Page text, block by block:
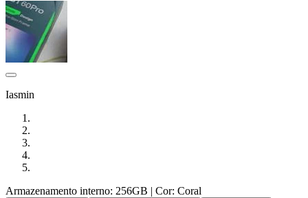
Iasmin
Armazenamento interno: 256GB | Cor: Coral